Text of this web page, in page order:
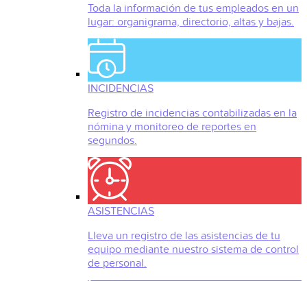
Toda la información de tus empleados en un
lugar: organigrama, directorio, altas y bajas.
INCIDENCIAS
Registro de incidencias contabilizadas en la
nómina y monitoreo de reportes en
segundos.
ASISTENCIAS
Lleva un registro de las asistencias de tu
equipo mediante nuestro sistema de control
de personal.